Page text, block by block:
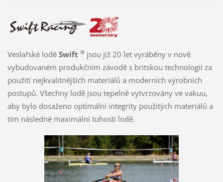
Veslařské lodě Swift ® jsou již 20 let vyráběny v nově
vybudovaném produkčním závodě s britskou technologií za
použití nejkvalitnějších materiálů a moderních výrobních
postupů. Všechny lodě jsou tepelně vytvrzovány ve vakuu,
aby bylo dosaženo optimální integrity použitých materiálů a
tím následné maximální tuhosti lodě.